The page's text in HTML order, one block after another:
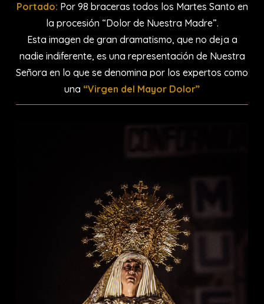
Portado: Por 98 braceras todos los Martes Santo en
la procesión “Dolor de Nuestra Madre”.
Esta imagen de gran dramatismo, que no deja a
nadie indiferente, es una representación de Nuestra
Señora en lo que se denomina por los expertos como
una “Virgen del Mayor Dolor”